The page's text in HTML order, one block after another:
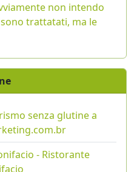
non intendo
trattatati, ma le
senza glutine a
- Ristorante